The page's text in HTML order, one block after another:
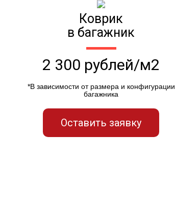
Коврик
в багажник
2 300 рублей/м2
*В зависимости от размера и конфигурации
багажника
Оставить заявку